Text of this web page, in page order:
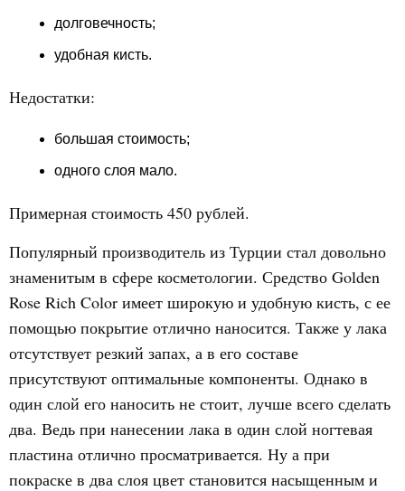
долговечность;
удобная кисть.
Недостатки:
большая стоимость;
одного слоя мало.
Примерная стоимость 450 рублей.
Популярный производитель из Турции стал довольно
знаменитым в сфере косметологии. Средство Golden
Rose Rich Color имеет широкую и удобную кисть, с ее
помощью покрытие отлично наносится. Также у лака
отсутствует резкий запах, а в его составе
присутствуют оптимальные компоненты. Однако в
один слой его наносить не стоит, лучше всего сделать
два. Ведь при нанесении лака в один слой ногтевая
пластина отлично просматривается. Ну а при
покраске в два слоя цвет становится насыщенным и